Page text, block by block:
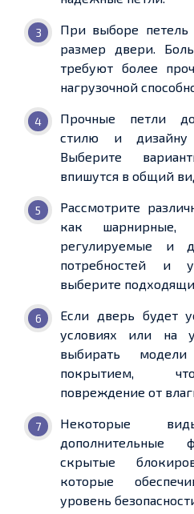
При выборе петель
размер двери.
требуют более
нагрузочной
Прочные петли
стилю и
Выберите
впишутся в общий
Рассмотрите
как шарнирные,
регулируемые и
потребностей и
выберите
Если дверь будет
условиях или на
выбирать
покрытием,
повреждение от
Некоторые
скрытые
которые
уровень